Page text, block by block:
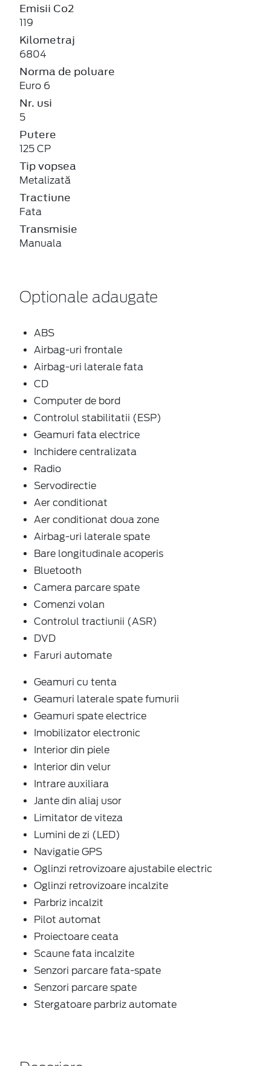
Emisii Co2
119
Kilometraj
6804
Norma de poluare
Euro 6
Nr. usi
5
Putere
125 CP
Tip vopsea
Metalizată
Tractiune
Fata
Transmisie
Manuala
Optionale adaugate
ABS
Airbag-uri frontale
Airbag-uri laterale fata
CD
Computer de bord
Controlul stabilitatii (ESP)
Geamuri fata electrice
Inchidere centralizata
Radio
Servodirectie
Aer conditionat
Aer conditionat doua zone
Airbag-uri laterale spate
Bare longitudinale acoperis
Bluetooth
Camera parcare spate
Comenzi volan
Controlul tractiunii (ASR)
DVD
Faruri automate
Geamuri cu tenta
Geamuri laterale spate fumurii
Geamuri spate electrice
Imobilizator electronic
Interior din piele
Interior din velur
Intrare auxiliara
Jante din aliaj usor
Limitator de viteza
Lumini de zi (LED)
Navigatie GPS
Oglinzi retrovizoare ajustabile electric
Oglinzi retrovizoare incalzite
Parbriz incalzit
Pilot automat
Proiectoare ceata
Scaune fata incalzite
Senzori parcare fata-spate
Senzori parcare spate
Stergatoare parbriz automate